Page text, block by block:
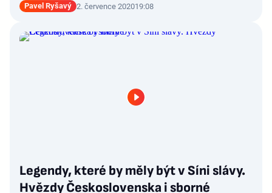
Pavel Ryšavý 2. července 202019:08
Legendy, které by měly být v Síni slávy.
Hvězdy Československa i sborné